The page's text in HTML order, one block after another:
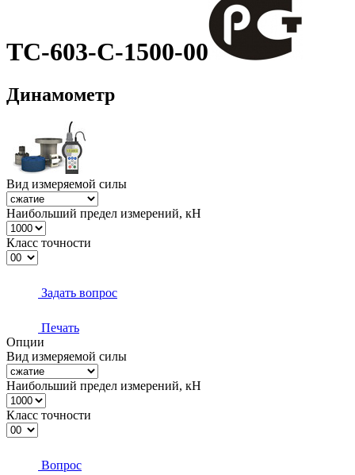
ТС-603-С-1500-00
Динамометр
Вид измеряемой силы
Наибольший предел измерений, кН
Класс точности
Задать вопрос
Печать
Опции
Вид измеряемой силы
Наибольший предел измерений, кН
Класс точности
Вопрос